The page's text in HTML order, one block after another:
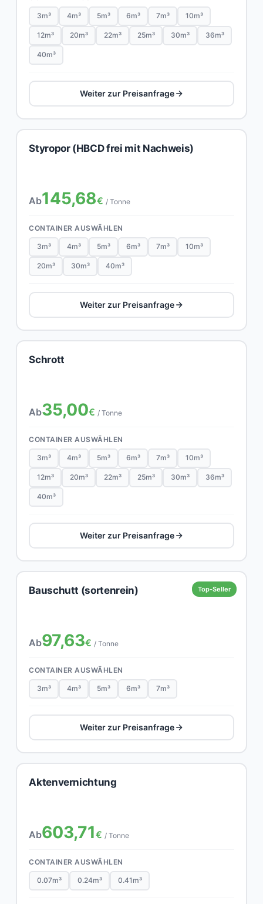
3m³ 4m³ 5m³ 6m³ 7m³ 10m³
12m³ 20m³ 22m³ 25m³ 30m³ 36m³
40m³
Weiter zur Preisanfrage
Styropor (HBCD frei mit Nachweis)
Ab145,68€ / Tonne
CONTAINER AUSWÄHLEN
3m³ 4m³ 5m³ 6m³ 7m³ 10m³
20m³ 30m³ 40m³
Weiter zur Preisanfrage
Schrott
Ab35,00€ / Tonne
CONTAINER AUSWÄHLEN
3m³ 4m³ 5m³ 6m³ 7m³ 10m³
12m³ 20m³ 22m³ 25m³ 30m³ 36m³
40m³
Weiter zur Preisanfrage
Top-Seller
Bauschutt (sortenrein)
Ab97,63€ / Tonne
CONTAINER AUSWÄHLEN
3m³ 4m³ 5m³ 6m³ 7m³
Weiter zur Preisanfrage
Aktenvernichtung
Ab603,71€ / Tonne
CONTAINER AUSWÄHLEN
0.07m³ 0.24m³ 0.41m³